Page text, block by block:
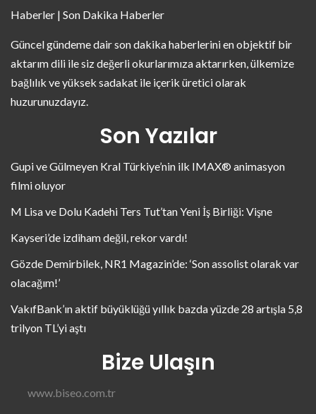
Haberler | Son Dakika Haberler
Güncel gündeme dair son dakika haberlerini en objektif bir
aktarım dili ile siz değerli okurlarımıza aktarırken, ülkemize
bağlılık ve yüksek sadakat ile içerik üretici olarak
huzurunuzdayız.
Son Yazılar
Gupi ve Gülmeyen Kral Türkiye’nin ilk IMAX® animasyon
filmi oluyor
M Lisa ve Dolu Kadehi Ters Tut’tan Yeni İş Birliği: Vişne
Kayseri’de izdiham değil, rekor vardı!
Gözde Demirbilek, NR1 Magazin’de: ‘Son assolist olarak var
olacağım!’
VakıfBank’ın aktif büyüklüğü yıllık bazda yüzde 28 artışla 5,8
trilyon TL’yi aştı
Bize Ulaşın
www.biseo.com.tr